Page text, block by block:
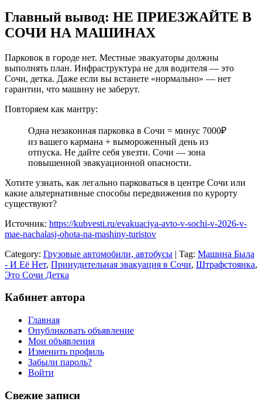
Главный вывод: НЕ ПРИЕЗЖАЙТЕ В
СОЧИ НА МАШИНАХ
Парковок в городе нет. Местные эвакуаторы должны
выполнять план. Инфраструктура не для водителя — это
Сочи, детка. Даже если вы встанете «нормально» — нет
гарантии, что машину не заберут.
Повторяем как мантру:
Одна незаконная парковка в Сочи = минус 7000₽
из вашего кармана + вымороженный день из
отпуска. Не дайте себя увезти. Сочи — зона
повышенной эвакуационной опасности.
Хотите узнать, как легально парковаться в центре Сочи или
какие альтернативные способы передвижения по курорту
существуют?
Источник: https://kubvesti.ru/evakuaciya-avto-v-sochi-v-2026-v-
mae-nachalasj-ohota-na-mashiny-turistov
Category: Грузовые автомобили, автобусы | Tag: Машина Была
- И Её Нет, Принудительная эвакуация в Сочи, Штрафстоянка,
Это Сочи Детка
Кабинет автора
Главная
Опубликовать объявление
Мои объявления
Изменить профиль
Забыли пароль?
Войти
Свежие записи